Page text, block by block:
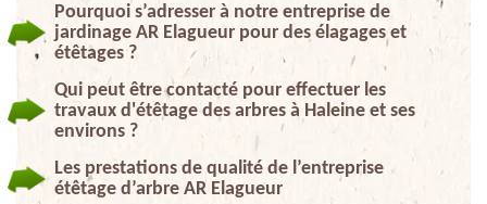
Pourquoi s’adresser à notre entreprise de
jardinage AR Elagueur pour des élagages et
étêtages ?
Qui peut être contacté pour effectuer les
travaux d'étêtage des arbres à Haleine et ses
environs ?
Les prestations de qualité de l’entreprise
étêtage d’arbre AR Elagueur